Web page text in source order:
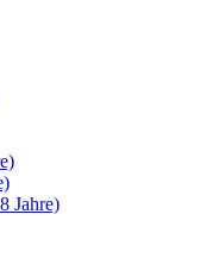
Jahre)